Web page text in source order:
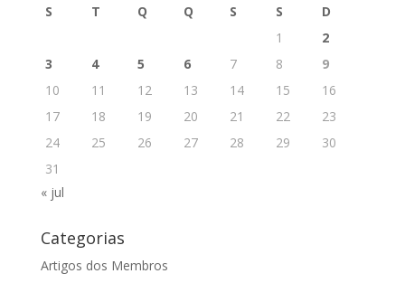
S T Q Q S S
D
1
2
3
4 5 6 7 8
9
10
11 12 13 14 15
16
17
18 19 20 21 22
23
24
25 26 27 28 29
30
31
« jul
Categorias
Artigos dos Membros